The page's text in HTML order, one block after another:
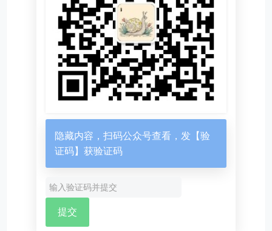
隐藏内容，扫码公众号查看，发【验
证码】获验证码